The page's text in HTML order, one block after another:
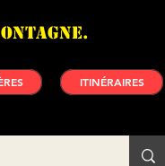
ITINÉRAIRES